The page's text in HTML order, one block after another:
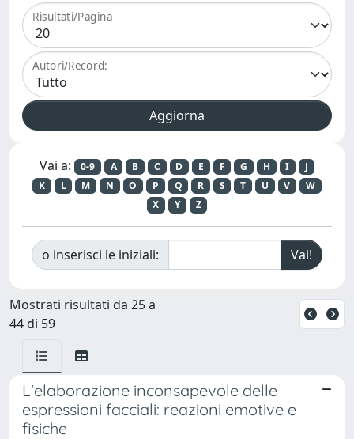
Risultati/Pagina
Autori/Record:
Vai a: 0-9 A B C D E F G H I
J
K
L M N O P Q R S T U V
W
X
Y Z
o inserisci le iniziali:
Mostrati risultati da 25 a
44 di 59
L'elaborazione inconsapevole delle
espressioni facciali: reazioni emotive e
fisiche